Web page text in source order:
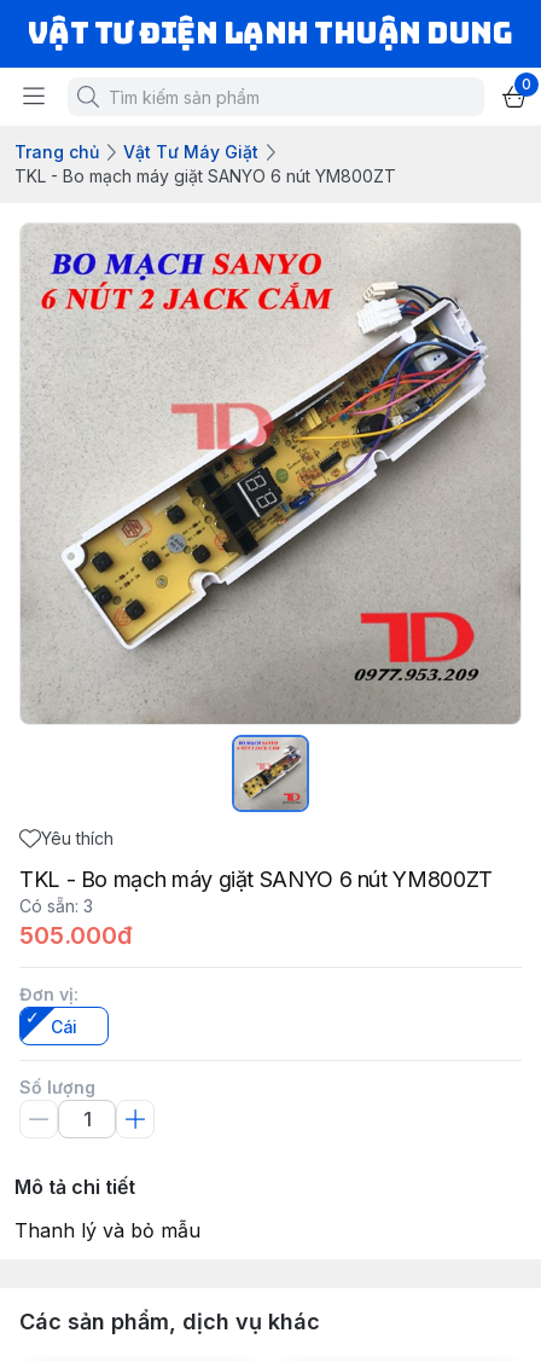
VẬT TƯ ĐIỆN LẠNH THUẬN DUNG
0
Trang chủ
Vật Tư Máy Giặt
TKL - Bo mạch máy giặt SANYO 6 nút YM800ZT
Yêu thích
TKL - Bo mạch máy giặt SANYO 6 nút YM800ZT
Có sẵn: 3
505.000đ
Đơn vị:
Cái
Số lượng
Mô tả chi tiết
Thanh lý và bỏ mẫu
Các sản phẩm, dịch vụ khác